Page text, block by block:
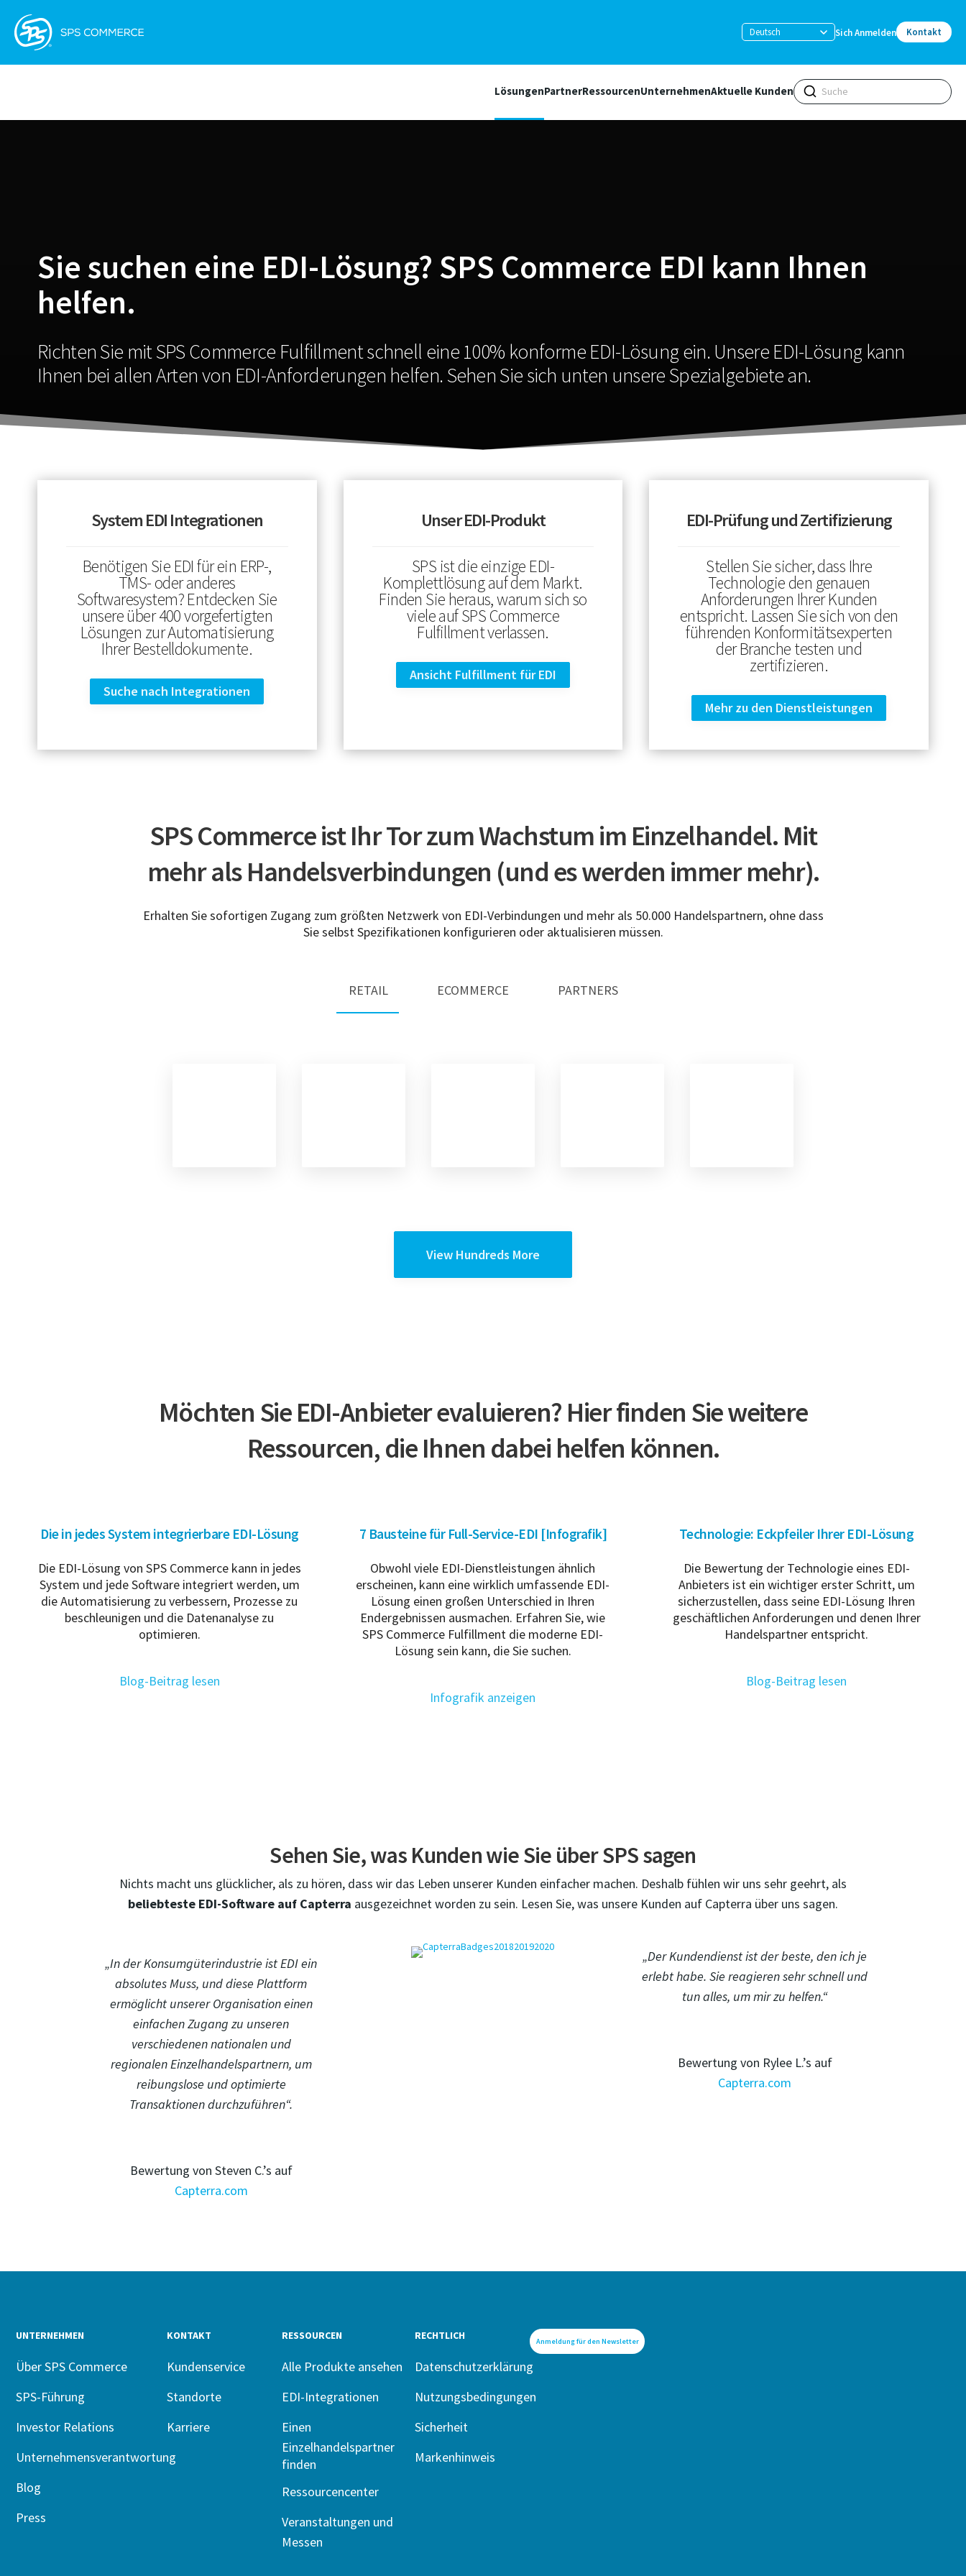
Deutsch Sich Anmelden Kontakt
LösungenPartnerRessourcenUnternehmenAktuelle Kunden
Sie suchen eine EDI-Lösung? SPS Commerce EDI kann Ihnen
helfen.
Richten Sie mit SPS Commerce Fulfillment schnell eine 100% konforme EDI-Lösung ein. Unsere EDI-Lösung kann
Ihnen bei allen Arten von EDI-Anforderungen helfen. Sehen Sie sich unten unsere Spezialgebiete an.
System EDI Integrationen
Benötigen Sie EDI für ein ERP-,
TMS- oder anderes
Softwaresystem? Entdecken Sie
unsere über 400 vorgefertigten
Lösungen zur Automatisierung
Ihrer Bestelldokumente.
Suche nach Integrationen
Unser EDI-Produkt
SPS ist die einzige EDI-
Komplettlösung auf dem Markt.
Finden Sie heraus, warum sich so
viele auf SPS Commerce
Fulfillment verlassen.
Ansicht Fulfillment für EDI
EDI-Prüfung und Zertifizierung
Stellen Sie sicher, dass Ihre
Technologie den genauen
Anforderungen Ihrer Kunden
entspricht. Lassen Sie sich von den
führenden Konformitätsexperten
der Branche testen und
zertifizieren.
Mehr zu den Dienstleistungen
SPS Commerce ist Ihr Tor zum Wachstum im Einzelhandel. Mit
mehr als Handelsverbindungen (und es werden immer mehr).
Erhalten Sie sofortigen Zugang zum größten Netzwerk von EDI-Verbindungen und mehr als 50.000 Handelspartnern, ohne dass
Sie selbst Spezifikationen konfigurieren oder aktualisieren müssen.
RETAIL ECOMMERCE PARTNERS
View Hundreds More
Möchten Sie EDI-Anbieter evaluieren? Hier finden Sie weitere
Ressourcen, die Ihnen dabei helfen können.
Die in jedes System integrierbare EDI-Lösung
Die EDI-Lösung von SPS Commerce kann in jedes
System und jede Software integriert werden, um
die Automatisierung zu verbessern, Prozesse zu
beschleunigen und die Datenanalyse zu
optimieren.
Blog-Beitrag lesen
7 Bausteine für Full-Service-EDI [Infografik]
Obwohl viele EDI-Dienstleistungen ähnlich
erscheinen, kann eine wirklich umfassende EDI-
Lösung einen großen Unterschied in Ihren
Endergebnissen ausmachen. Erfahren Sie, wie
SPS Commerce Fulfillment die moderne EDI-
Lösung sein kann, die Sie suchen.
Infografik anzeigen
Technologie: Eckpfeiler Ihrer EDI-Lösung
Die Bewertung der Technologie eines EDI-
Anbieters ist ein wichtiger erster Schritt, um
sicherzustellen, dass seine EDI-Lösung Ihren
geschäftlichen Anforderungen und denen Ihrer
Handelspartner entspricht.
Blog-Beitrag lesen
Sehen Sie, was Kunden wie Sie über SPS sagen
Nichts macht uns glücklicher, als zu hören, dass wir das Leben unserer Kunden einfacher machen. Deshalb fühlen wir uns sehr geehrt, als
beliebteste EDI-Software auf Capterra ausgezeichnet worden zu sein. Lesen Sie, was unsere Kunden auf Capterra über uns sagen.
„In der Konsumgüterindustrie ist EDI ein
absolutes Muss, und diese Plattform
ermöglicht unserer Organisation einen
einfachen Zugang zu unseren
verschiedenen nationalen und
regionalen Einzelhandelspartnern, um
reibungslose und optimierte
Transaktionen durchzuführen“.
Bewertung von Steven C.’s auf
Capterra.com
„Der Kundendienst ist der beste, den ich je
erlebt habe. Sie reagieren sehr schnell und
tun alles, um mir zu helfen.“
Bewertung von Rylee L.’s auf
Capterra.com
UNTERNEHMEN
Über SPS Commerce
SPS-Führung
Investor Relations
Unternehmensverantwortung
Blog
Press
KONTAKT
Kundenservice
Standorte
Karriere
RESSOURCEN
Alle Produkte ansehen
EDI-Integrationen
Einen
Einzelhandelspartner
finden
Ressourcencenter
Veranstaltungen und
Messen
RECHTLICH
Datenschutzerklärung
Nutzungsbedingungen
Sicherheit
Markenhinweis
Anmeldung für den Newsletter